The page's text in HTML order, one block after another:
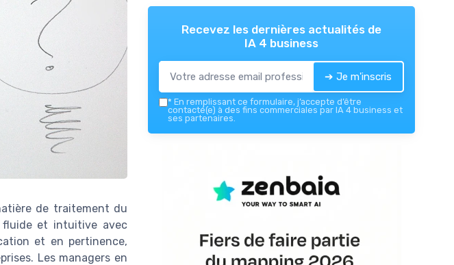
de traitement du
fluide et intuitive avec
et en pertinence,
Les managers en
Recevez les dernières actualités de
IA 4 business
➔ Je m'inscris
* En remplissant ce formulaire, j’accepte d’être
contacté(e) à des fins commerciales par IA 4 business et
ses partenaires.